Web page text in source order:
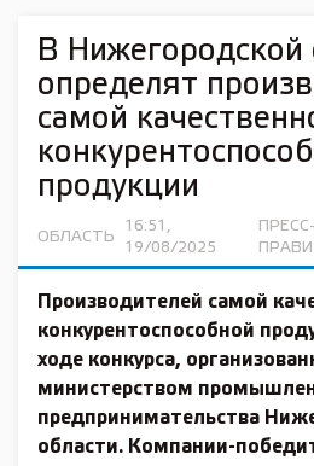
В Нижегородской
определят
самой
продукции
ОБЛАСТЬ
16:51,
19/08/2025
Производителей самой
конкурентоспособной
ходе конкурса,
министерством
предпринимательства
области. Компании-